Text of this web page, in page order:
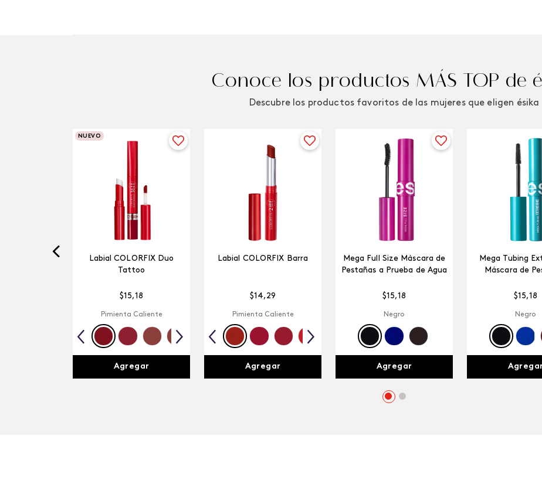
Conoce los productos MÁS TOP de
Descubre los productos favoritos de las mujeres que eligen ésika
NUEVO
Labial COLORFIX Duo
Tattoo
$15,18
Pimienta Caliente
Agregar
Labial COLORFIX Barra
$14, 29
Pimienta Caliente
Agregar
Mega Full Size Máscara de
Pestañas a Prueba de Agua
$15,18
Negro
Agregar
Mega Tubing
Máscara de
$15,18
Negro